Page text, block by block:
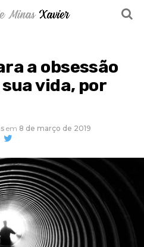
a obsessão
vida, por
em 8 de março de 2019